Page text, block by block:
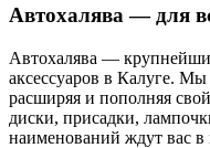
Автохалява — для
Автохалява —
аксессуаров в Калуге. Мы
расширяя и пополняя
диски, присадки,
наименований ждут вас